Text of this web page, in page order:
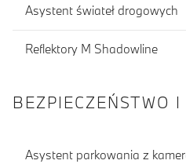
Asystent świateł drogowych
Reflektory M Shadowline
BEZPIECZEŃSTWO I
Asystent parkowania z